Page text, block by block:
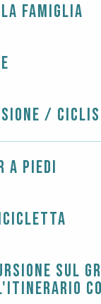
la famiglia
/
a piedi
sul